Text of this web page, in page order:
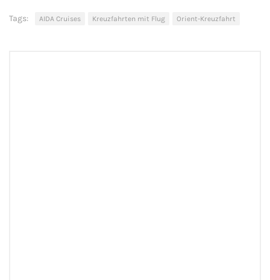
Tags: AIDA Cruises Kreuzfahrten mit Flug Orient-Kreuzfahrt